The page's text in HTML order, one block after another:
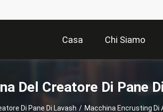
Casa Chi Siamo
Del Creatore Di Pane
Di Pane Di Lavash / Macchina Encrusting